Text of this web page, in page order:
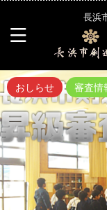
長浜
おしらせ 審査情